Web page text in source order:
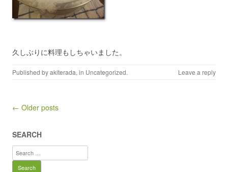
久しぶりに料理もしちゃいました。
Published byakiterada, in Uncategorized. Leave a reply
Post navigation
← Older posts
SEARCH
Search
for: